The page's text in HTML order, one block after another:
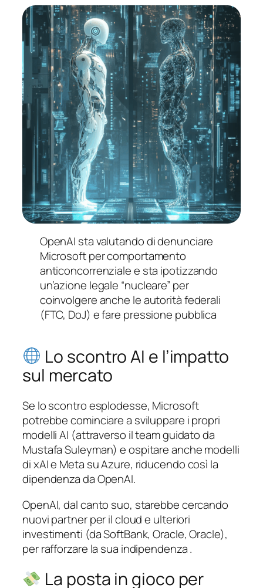
OpenAI sta valutando di denunciare
Microsoft per comportamento
anticoncorrenziale e sta ipotizzando
un’azione legale “nucleare” per
coinvolgere anche le autorità federali
(FTC, DoJ) e fare pressione pubblica
Lo scontro AI e l’impatto
sul mercato
Se lo scontro esplodesse, Microsoft
potrebbe cominciare a sviluppare i propri
modelli AI (attraverso il team guidato da
Mustafa Suleyman) e ospitare anche modelli
di xAI e Meta su Azure, riducendo così la
dipendenza da OpenAI.
OpenAI, dal canto suo, starebbe cercando
nuovi partner per il cloud e ulteriori
investimenti (da SoftBank, Oracle, Oracle),
per rafforzare la sua indipendenza .
La posta in gioco per